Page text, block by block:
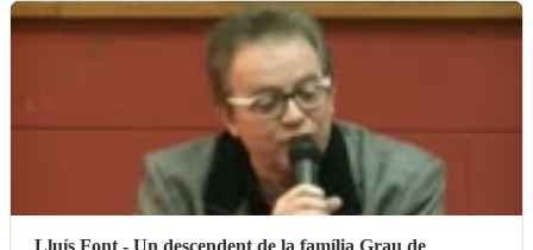
Lluís Font - Un descendent de la família Grau de